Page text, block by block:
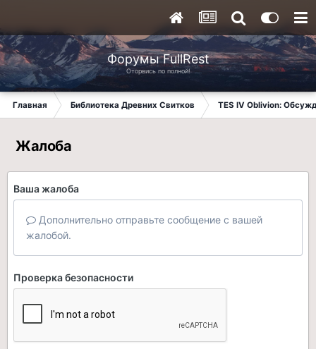
Форумы FullRest
Оторвись по полной!
Главная Библиотека Древних Свитков TES IV Oblivion:
Жалоба
Ваша жалоба
Дополнительно отправьте сообщение с вашей
жалобой.
Проверка безопасности